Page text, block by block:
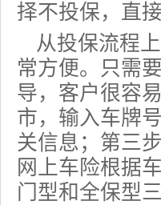
择不投保，直
从投保流程
常方便。只需
导，客户很容
市，输入车牌
关信息；第三
网上车险根据
门型和全保型